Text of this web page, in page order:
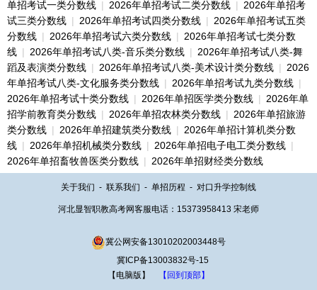
单招考试一类分数线 | 2026年单招考试二类分数线 | 2026年单招考
试三类分数线 | 2026年单招考试四类分数线 | 2026年单招考试五类
分数线 | 2026年单招考试六类分数线 | 2026年单招考试七类分数
线 | 2026年单招考试八类-音乐类分数线 | 2026年单招考试八类-舞
蹈及表演类分数线 | 2026年单招考试八类-美术设计类分数线 | 2026
年单招考试八类-文化服务类分数线 | 2026年单招考试九类分数线 |
2026年单招考试十类分数线 | 2026年单招医学类分数线 | 2026年单
招学前教育类分数线 | 2026年单招农林类分数线 | 2026年单招旅游
类分数线 | 2026年单招建筑类分数线 | 2026年单招计算机类分数
线 | 2026年单招机械类分数线 | 2026年单招电子电工类分数线 |
2026年单招畜牧兽医类分数线 | 2026年单招财经类分数线
关于我们 - 联系我们 - 单招历程 - 对口升学控制线
河北显智职教高考网客服电话：15373958413 宋老师
冀公网安备13010202003448号
冀ICP备13003832号-15
【电脑版】
【回到顶部】